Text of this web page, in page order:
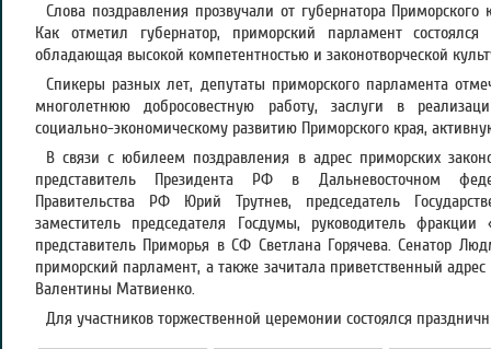
Слова поздравления прозвучали от губернатора
Как отметил губернатор, приморский парламент состоялся
обладающая высокой компетентностью и законотворческой
Спикеры разных лет, депутаты приморского парламента
многолетнюю добросовестную работу, заслуги в
социально-экономическому развитию Приморского края,
В связи с юбилеем поздравления в адрес приморских
представитель Президента РФ в Дальневосточном
Правительства РФ Юрий Трутнев, председатель
заместитель председателя Госдумы, руководитель фракции
представитель Приморья в СФ Светлана Горячева. Сенатор
приморский парламент, а также зачитала приветственный
Валентины Матвиенко.
Для участников торжественной церемонии состоялся